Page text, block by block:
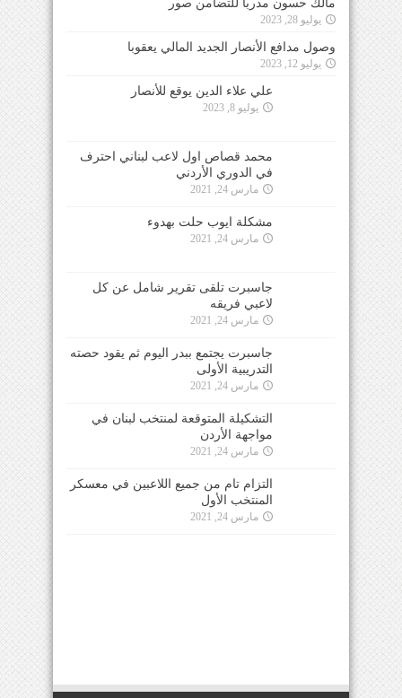
مالك حسون مدرباً للتضامن صور
يوليو 28, 2023
وصول مدافع الأنصار الجديد المالي يعقوبا
يوليو 12, 2023
علي علاء الدين يوقع للأنصار
يوليو 8, 2023
محمد قصاص اول لاعب لبناني احترف
في الدوري الأردني
مارس 24, 2021
مشكلة ايوب حلت بهدوء
مارس 24, 2021
جاسبرت تلقى تقرير شامل عن كل
لاعبي فريقه
مارس 24, 2021
جاسبرت يجتمع ببدر اليوم ثم يقود حصته
التدريبية الأولى
مارس 24, 2021
التشكيلة المتوقعة لمنتخب لبنان في
مواجهة الأردن
مارس 24, 2021
التزام تام من جميع اللاعبين في معسكر
المنتخب الأول
مارس 24, 2021